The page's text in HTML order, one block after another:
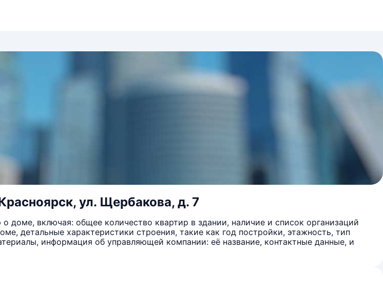
ул. Щербакова, д. 7
доме, включая: общее количество квартир в здании, наличие и список организаций
детальные характеристики строения, такие как год постройки, этажность, тип
информация об управляющей компании: её название, контактные данные, и